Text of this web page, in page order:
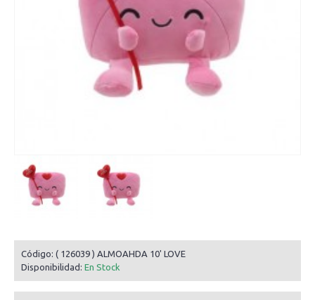
Código: ( 126039 ) ALMOAHDA 10' LOVE
Disponibilidad: En Stock